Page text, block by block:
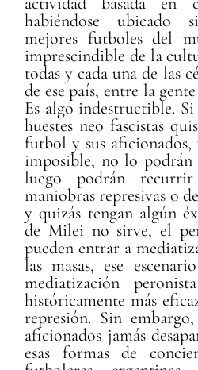
habiéndose ubicado
mejores futboles del
imprescindible de la
todas y cada una de las
de ese país, entre la
Es algo indestructible.
huestes neo fascistas
futbol y sus
imposible, no lo podrán
luego podrán
maniobras represivas o
y quizás tengan algún
de Milei no sirve, el
pueden entrar a
las masas, ese
mediatización
históricamente más
represión. Sin
aficionados jamás
esas formas de